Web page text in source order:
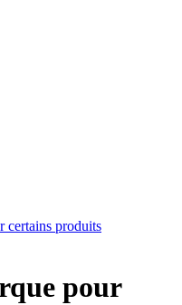
certains produits
pour